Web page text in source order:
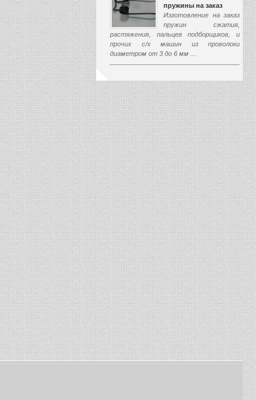
пружины на заказ
Изготовление на заказ
пружин сжатия,
растяжения, пальцев подборщиков, и
прочих с/х машин из проволоки
диаметром от 3 до 6 мм ...
Производство
транспортеров
наклонной камеры
Начали производство
транспортеров наклонной камеры (ТНК)
комбайнов Енисей, Нива. ...
13-01-2024 -
Изготовление сетки
рабица
Изготавливаем сетку
рабица под заказ по
заданным размерам ...